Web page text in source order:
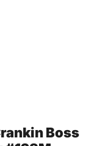
Boss